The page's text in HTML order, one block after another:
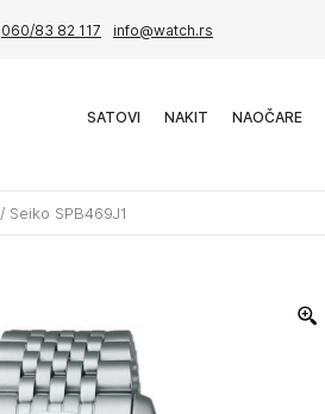
060/83 82 117 info@watch.rs
SATOVI NAKIT NAOČARE
/ Seiko SPB469J1